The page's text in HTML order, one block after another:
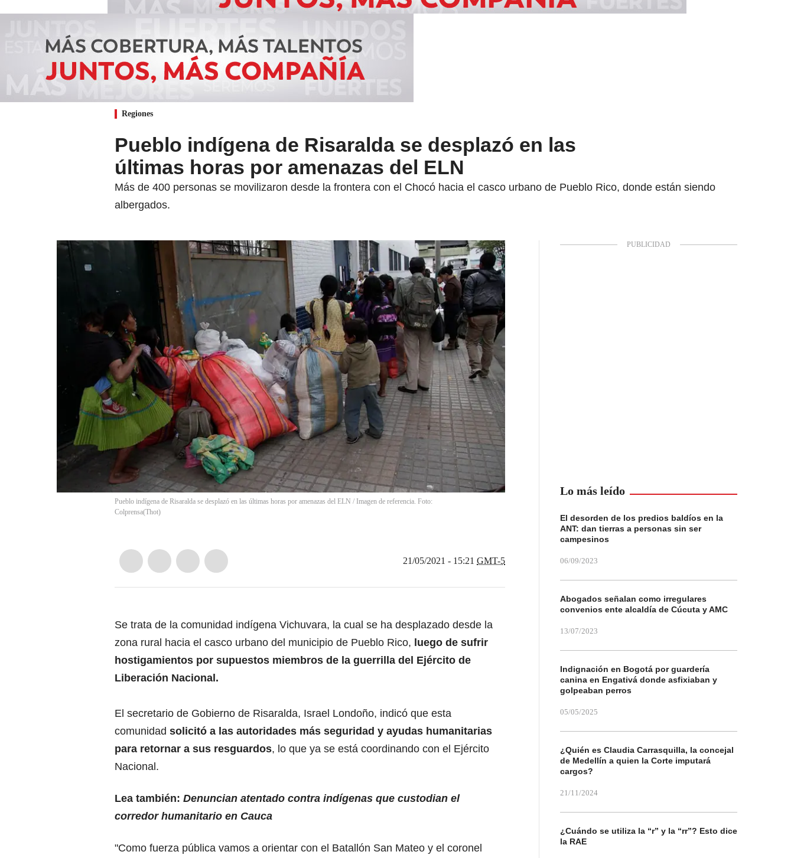
Regiones
Pueblo indígena de Risaralda se desplazó en las
últimas horas por amenazas del ELN
Más de 400 personas se movilizaron desde la frontera con el Chocó hacia el casco urbano de Pueblo Rico, donde están siendo
albergados.
Pueblo indígena de Risaralda se desplazó en las últimas horas por amenazas del ELN / Imagen de referencia. Foto:
Colprensa(Thot)
21/05/2021 - 15:21 GMT-5
Se trata de la comunidad indígena Vichuvara, la cual se ha desplazado desde la
zona rural hacia el casco urbano del municipio de Pueblo Rico, luego de sufrir
hostigamientos por supuestos miembros de la guerrilla del Ejército de
Liberación Nacional.
El secretario de Gobierno de Risaralda, Israel Londoño, indicó que esta
comunidad solicitó a las autoridades más seguridad y ayudas humanitarias
para retornar a sus resguardos, lo que ya se está coordinando con el Ejército
Nacional.
Lea también: Denuncian atentado contra indígenas que custodian el
corredor humanitario en Cauca
"Como fuerza pública vamos a orientar con el Batallón San Mateo y el coronel
Lo más leído
El desorden de los predios baldíos en la
ANT: dan tierras a personas sin ser
campesinos
06/09/2023
Abogados señalan como irregulares
convenios ente alcaldía de Cúcuta y AMC
13/07/2023
Indignación en Bogotá por guardería
canina en Engativá donde asfixiaban y
golpeaban perros
05/05/2025
¿Quién es Claudia Carrasquilla, la concejal
de Medellín a quien la Corte imputará
cargos?
21/11/2024
¿Cuándo se utiliza la “r” y la “rr”? Esto dice
la RAE